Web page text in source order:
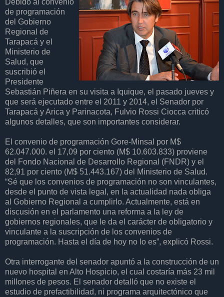
Debido al convenio
de programación
del Gobierno
Regional de
Tarapacá y el
Ministerio de
Salud, que
suscribió el
Presidente
Sebastián Piñera en su visita a Iquique, el pasado jueves y
que será ejecutado entre el 2011 y 2014, el Senador por
Tarapacá y Arica y Parinacota, Fulvio Rossi Ciocca criticó
algunos detalles, que son importantes considerar.
El convenio de programación Gore-Minsal por M$
62.047.000. el 17,09 por ciento (M$ 10.603.833) proviene
del Fondo Nacional de Desarrollo Regional (FNDR) y el
82,91 por ciento (M$ 51.443.167) del Ministerio de Salud.
“Sé que los convenios de programación no son vinculantes,
desde el punto de vista legal, en la actualidad nada obliga
al Gobierno Regional a cumplirlo. Actualmente, está en
discusión en el parlamento una reforma a la ley de
gobiernos regionales, que le da el carácter de obligatorio y
vinculante a la suscripción de los convenios de
programación. Hasta el día de hoy no lo es”, explicó Rossi.
Otra interrogante del senador apuntó a la construcción de un
nuevo hospital en Alto Hospicio, el cual costaría más 23 mil
millones de pesos. El senador detalló que no existe el
estudio de prefactibilidad, ni programa arquitectónico que